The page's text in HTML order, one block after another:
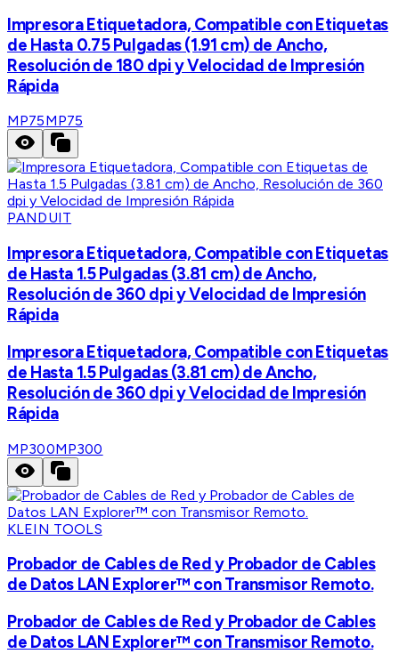
Impresora Etiquetadora, Compatible con Etiquetas
de Hasta 0.75 Pulgadas (1.91 cm) de Ancho,
Resolución de 180 dpi y Velocidad de Impresión
Rápida
MP75MP75
PANDUIT
Impresora Etiquetadora, Compatible con Etiquetas
de Hasta 1.5 Pulgadas (3.81 cm) de Ancho,
Resolución de 360 dpi y Velocidad de Impresión
Rápida
Impresora Etiquetadora, Compatible con Etiquetas
de Hasta 1.5 Pulgadas (3.81 cm) de Ancho,
Resolución de 360 dpi y Velocidad de Impresión
Rápida
MP300MP300
KLEIN TOOLS
Probador de Cables de Red y Probador de Cables
de Datos LAN Explorer™ con Transmisor Remoto.
Probador de Cables de Red y Probador de Cables
de Datos LAN Explorer™ con Transmisor Remoto.